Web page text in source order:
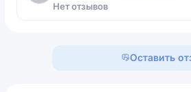
Нет отзывов
Оставить